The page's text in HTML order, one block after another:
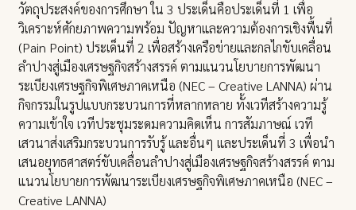
วัตถุประสงค์ของการศึกษา ใน 3 ประเด็นคือประเด็นที่ 1 เพื่อ
วิเคราะห์ศักยภาพความพร้อม ปัญหาและความต้องการเชิงพื้นที่
(Pain Point) ประเด็นที่ 2 เพื่อสร้างเครือข่ายและกลไกขับเคลื่อน
ลำปางสู่เมืองเศรษฐกิจสร้างสรรค์ ตามแนวนโยบายการพัฒนา
ระเบียงเศรษฐกิจพิเศษภาคเหนือ (NEC – Creative LANNA) ผ่าน
กิจกรรมในรูปแบบกระบวนการที่หลากหลาย ทั้งเวทีสร้างความรู้
ความเข้าใจ เวทีประชุมระดมความคิดเห็น การสัมภาษณ์ เวที
เสวนาส่งเสริมกระบวนการรับรู้ และอื่นๆ และประเด็นที่ 3 เพื่อนำ
เสนอยุทธศาสตร์ขับเคลื่อนลำปางสู่เมืองเศรษฐกิจสร้างสรรค์ ตาม
แนวนโยบายการพัฒนาระเบียงเศรษฐกิจพิเศษภาคเหนือ (NEC –
Creative LANNA)